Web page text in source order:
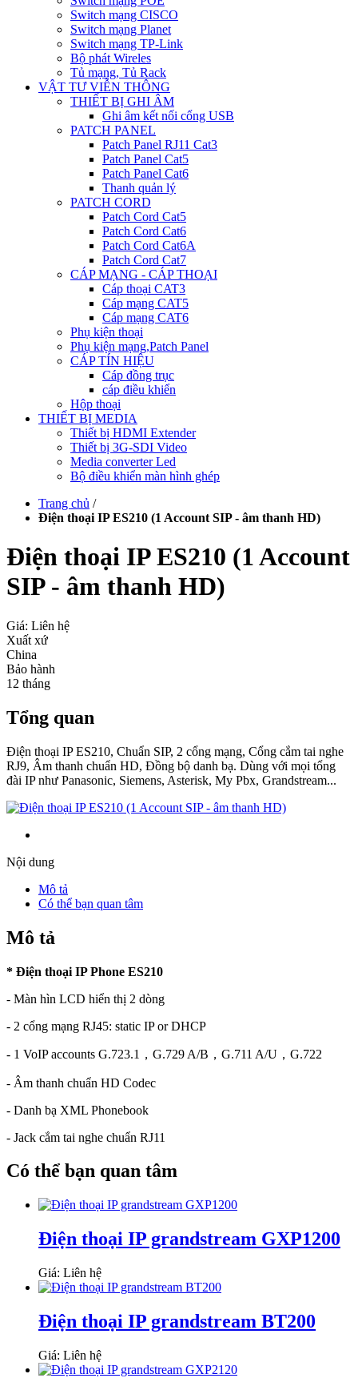
Switch mạng CISCO
Switch mạng Planet
Switch mạng TP-Link
Bộ phát Wireles
Tủ mạng, Tủ Rack
VẬT TƯ VIỄN THÔNG
THIẾT BỊ GHI ÂM
Ghi âm kết nối cổng USB
PATCH PANEL
Patch Panel RJ11 Cat3
Patch Panel Cat5
Patch Panel Cat6
Thanh quản lý
PATCH CORD
Patch Cord Cat5
Patch Cord Cat6
Patch Cord Cat6A
Patch Cord Cat7
CÁP MẠNG - CÁP THOẠI
Cáp thoại CAT3
Cáp mạng CAT5
Cáp mạng CAT6
Phụ kiện thoại
Phụ kiện mạng,Patch Panel
CÁP TÍN HIỆU
Cáp đồng trục
cáp điều khiển
Hộp thoại
THIẾT BỊ MEDIA
Thiết bị HDMI Extender
Thiết bị 3G-SDI Video
Media converter Led
Bộ điều khiển màn hình ghép
Trang chủ /
Điện thoại IP ES210 (1 Account SIP - âm thanh HD)
Điện thoại IP ES210 (1 Account
SIP - âm thanh HD)
Giá: Liên hệ
Xuất xứ
China
Bảo hành
12 tháng
Tổng quan
Điện thoại IP ES210, Chuẩn SIP, 2 cổng mạng, Cổng cắm tai nghe
RJ9, Âm thanh chuẩn HD, Đồng bộ danh bạ. Dùng với mọi tổng
đài IP như Panasonic, Siemens, Asterisk, My Pbx, Grandstream...
Nội dung
Mô tả
Có thể bạn quan tâm
Mô tả
* Điện thoại IP Phone ES210
- Màn hìn LCD hiển thị 2 dòng
- 2 cổng mạng RJ45: static IP or DHCP
- 1 VoIP accounts G.723.1，G.729 A/B，G.711 A/U，G.722
- Âm thanh chuẩn HD Codec
- Danh bạ XML Phonebook
- Jack cắm tai nghe chuẩn RJ11
Có thể bạn quan tâm
Điện thoại IP grandstream GXP1200
Giá: Liên hệ
Điện thoại IP grandstream BT200
Giá: Liên hệ